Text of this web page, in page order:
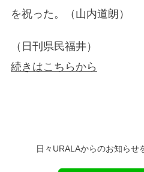
を祝った。（山内道朗）
（日刊県民福井）
続きはこちらから
日々URALAからのお知らせ